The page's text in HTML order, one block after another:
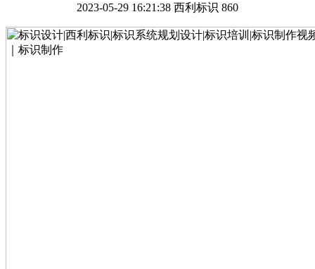
2023-05-29 16:21:38 西利标识 860